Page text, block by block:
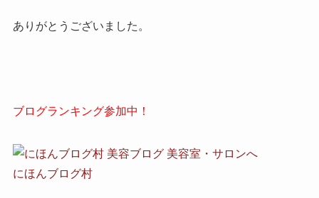
ありがとうございました。
ブログランキング参加中！
にほんブログ村